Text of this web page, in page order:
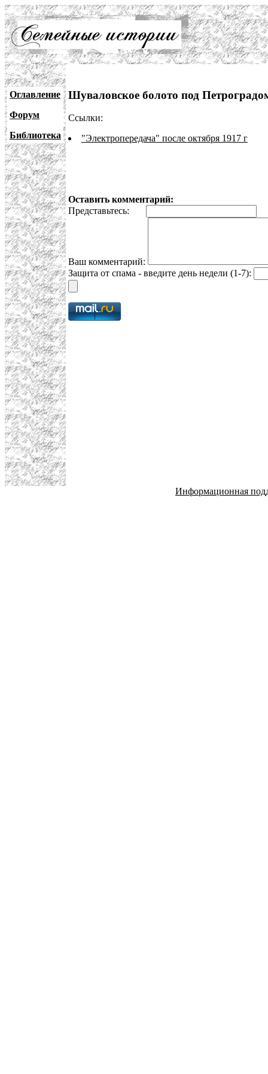
Оглавление
Форум
Библиотека
Шуваловское болото под
Ссылки:
"Электропередача" после октября 1917 г
Оставить комментарий:
Представьтесь:
Ваш комментарий:
Защита от спама - введите день недели (1-7):
Информационная